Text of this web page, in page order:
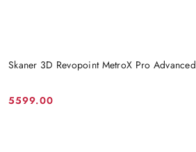
Skaner 3D Revopoint MetroX Pro Advanced
Cena:
5599.00